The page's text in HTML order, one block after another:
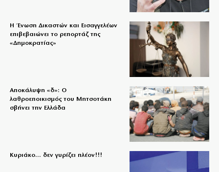
Η Ένωση Δικαστών και Εισαγγελέων
επιβεβαιώνει το ρεπορτάζ της
«Δημοκρατίας»
Αποκάλυψη «δ»: Ο
λαθροεποικισμός του Μητσοτάκη
σβήνει την Ελλάδα
Κυριάκο… δεν γυρίζει πλέον!!!